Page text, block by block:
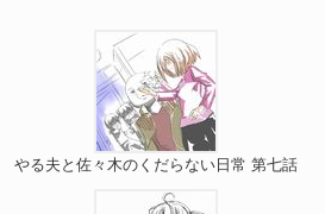
やる夫と佐々木のくだらない日常 第七話